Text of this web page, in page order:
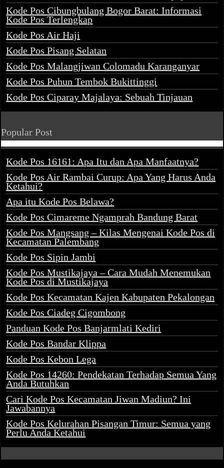
Kode Pos Cibungbulang Bogor Barat: Informasi
Kode Pos Terlengkap
Kode Pos Air Haji
Kode Pos Pisang Selatan
Kode Pos Malangjiwan Colomadu Karanganyar
Kode Pos Puhun Tembok Bukittinggi
Kode Pos Ciparay Majalaya: Sebuah Tinjauan
Popular Post
Kode Pos 16161: Apa Itu dan Apa Manfaatnya?
Kode Pos Air Rambai Curup: Apa Yang Harus Anda
Ketahui?
Apa itu Kode Pos Belawa?
Kode Pos Cimareme Ngamprah Bandung Barat
Kode Pos Mangsang – Kilas Mengenai Kode Pos di
Kecamatan Palembang
Kode Pos Sipin Jambi
Kode Pos Mustikajaya – Cara Mudah Menemukan
Kode Pos di Mustikajaya
Kode Pos Kecamatan Kajen Kabupaten Pekalongan
Kode Pos Ciadeg Cigombong
Panduan Kode Pos Banjarmlati Kediri
Kode Pos Bandar Klippa
Kode Pos Kebon Lega
Kode Pos 14260: Pendekatan Terhadap Semua Yang
Anda Butuhkan
Cari Kode Pos Kecamatan Jiwan Madiun? Ini
Jawabannya
Kode Pos Kelurahan Pisangan Timur: Semua yang
Perlu Anda Ketahui